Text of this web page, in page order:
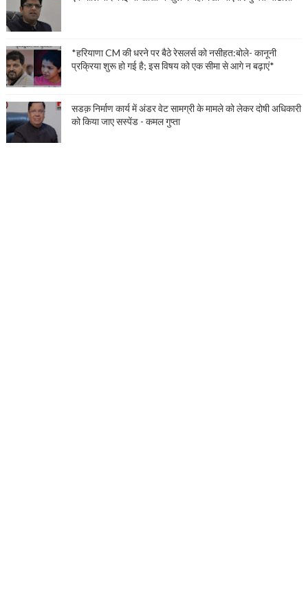
*हरियाणा CM की धरने पर बैठे रेसलर्स को नसीहत:बोले- कानूनी
प्रक्रिया शुरू हो गई है; इस विषय को एक सीमा से आगे न बढ़ाएं*
सडक़ निर्माण कार्य में अंडर वेट सामग्री के मामले को लेकर दोषी अधिकारी
को किया जाए सस्पेंड - कमल गुप्ता